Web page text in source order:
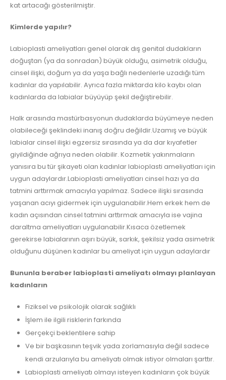
kat artacağı gösterilmiştir.
Kimlerde yapılır?
Labioplasti ameliyatları genel olarak dış genital dudakların
doğuştan (ya da sonradan) büyük olduğu, asimetrik olduğu,
cinsel ilişki, doğum ya da yaşa bağlı nedenlerle uzadığı tüm
kadınlar da yapılabilir. Ayrıca fazla miktarda kilo kaybı olan
kadınlarda da labialar büyüyüp şekil değiştirebilir.
Halk arasında mastürbasyonun dudaklarda büyümeye neden
olabileceği şeklindeki inanış doğru değildir.Uzamış ve büyük
labialar cinsel ilişki egzersiz sırasında ya da dar kıyafetler
giyildiğinde ağrıya neden olabilir. Kozmetik yakınmaların
yanısıra bu tür şikayeti olan kadınlar labioplasti ameliyatları için
uygun adaylardır.Labioplasti ameliyatları cinsel hazı ya da
tatmini arttırmak amacıyla yapılmaz. Sadece ilişki sırasında
yaşanan acıyı gidermek için uygulanabilir.Hem erkek hem de
kadın açısından cinsel tatmini arttırmak amacıyla ise vajina
daraltma ameliyatları uygulanabilir.Kısaca özetlemek
gerekirse labialarının aşırı büyük, sarkık, şekilsiz yada asimetrik
olduğunu düşünen kadınlar bu ameliyat için uygun adaylardır
Bununla beraber labioplasti ameliyatı olmayı planlayan
kadınların
Fiziksel ve psikolojik olarak sağlıklı
İşlem ile ilgili risklerin farkında
Gerçekçi beklentilere sahip
Ve bir başkasının teşvik yada zorlamasıyla değil sadece
kendi arzularıyla bu ameliyatı olmak istiyor olmaları şarttır.
Labioplasti ameliyatı olmayı isteyen kadınların çok büyük